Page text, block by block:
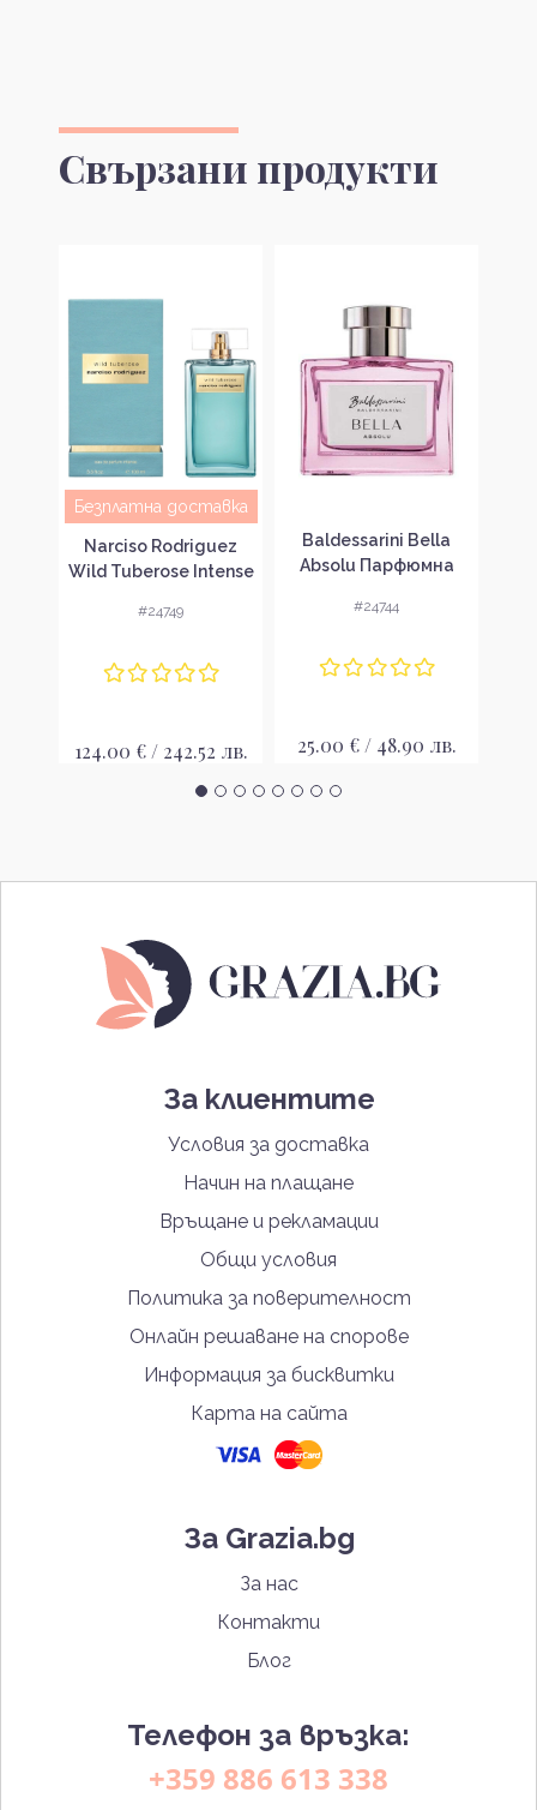
Свързани продукти
Безплатна доставка
Narciso Rodriguez
Wild Tuberose Intense
жени EDP
#24749
124.00 € / 242.52 лв.
Baldessarini Bella
Absolu Парфюмна
#24744
25.00 € / 48.90 лв.
За клиентите
Условия за доставка
Начин на плащане
Връщане и рекламации
Общи условия
Политика за поверителност
Онлайн решаване на спорове
Информация за бисквитки
Карта на сайта
За Grazia.bg
За нас
Контакти
Блог
Телефон за връзка:
+359 886 613 338